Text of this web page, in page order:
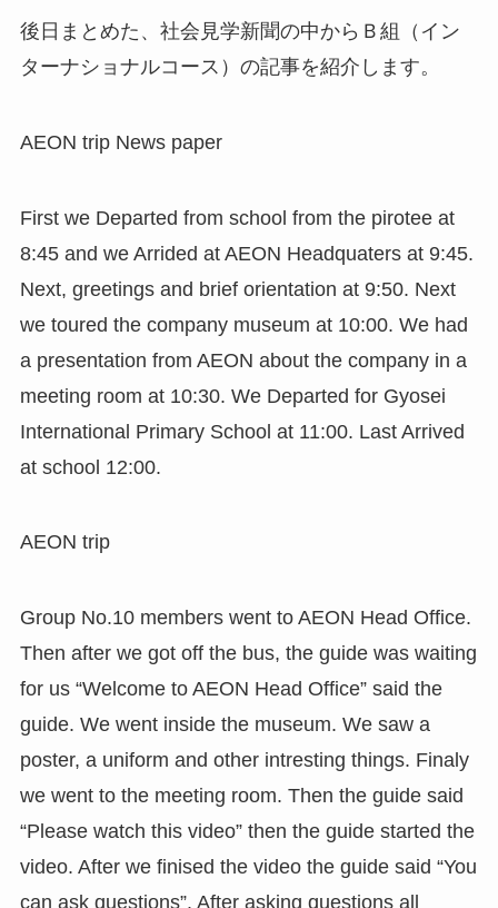
後日まとめた、社会見学新聞の中からＢ組（イン
ターナショナルコース）の記事を紹介します。
AEON trip News paper
First we Departed from school from the pirotee at
8:45 and we Arrided at AEON Headquaters at 9:45.
Next, greetings and brief orientation at 9:50. Next
we toured the company museum at 10:00. We had
a presentation from AEON about the company in a
meeting room at 10:30. We Departed for Gyosei
International Primary School at 11:00. Last Arrived
at school 12:00.
AEON trip
Group No.10 members went to AEON Head Office.
Then after we got off the bus, the guide was waiting
for us “Welcome to AEON Head Office” said the
guide. We went inside the museum. We saw a
poster, a uniform and other intresting things. Finaly
we went to the meeting room. Then the guide said
“Please watch this video” then the guide started the
video. After we finised the video the guide said “You
can ask questions”. After asking questions all